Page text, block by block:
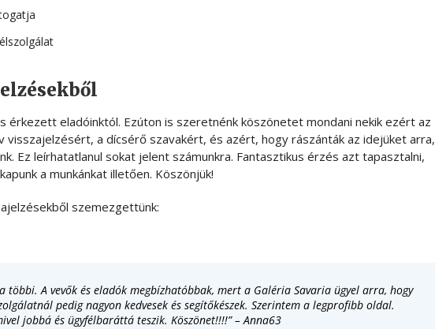
érkezett eladóinktól. Ezúton is szeretnénk köszönetet mondani nekik ezért az
visszajelzésért, a dícsérő szavakért, és azért, hogy rászánták az idejüket arra,
Ez leírhatatlanul sokat jelent számunkra. Fantasztikus érzés azt tapasztalni,
a munkánkat illetően. Köszönjük!
szemezgettünk:
többi. A vevők és eladók megbízhatóbbak, mert a Galéria Savaria ügyel arra, hogy
pedig nagyon kedvesek és segítőkészek. Szerintem a legprofibb oldal.
jobbá és ügyfélbaráttá teszik. Köszönet!!!!” – Anna63